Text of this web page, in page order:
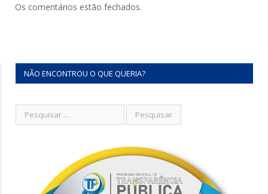
Os comentários estão fechados.
NÃO ENCONTROU O QUE QUERIA?